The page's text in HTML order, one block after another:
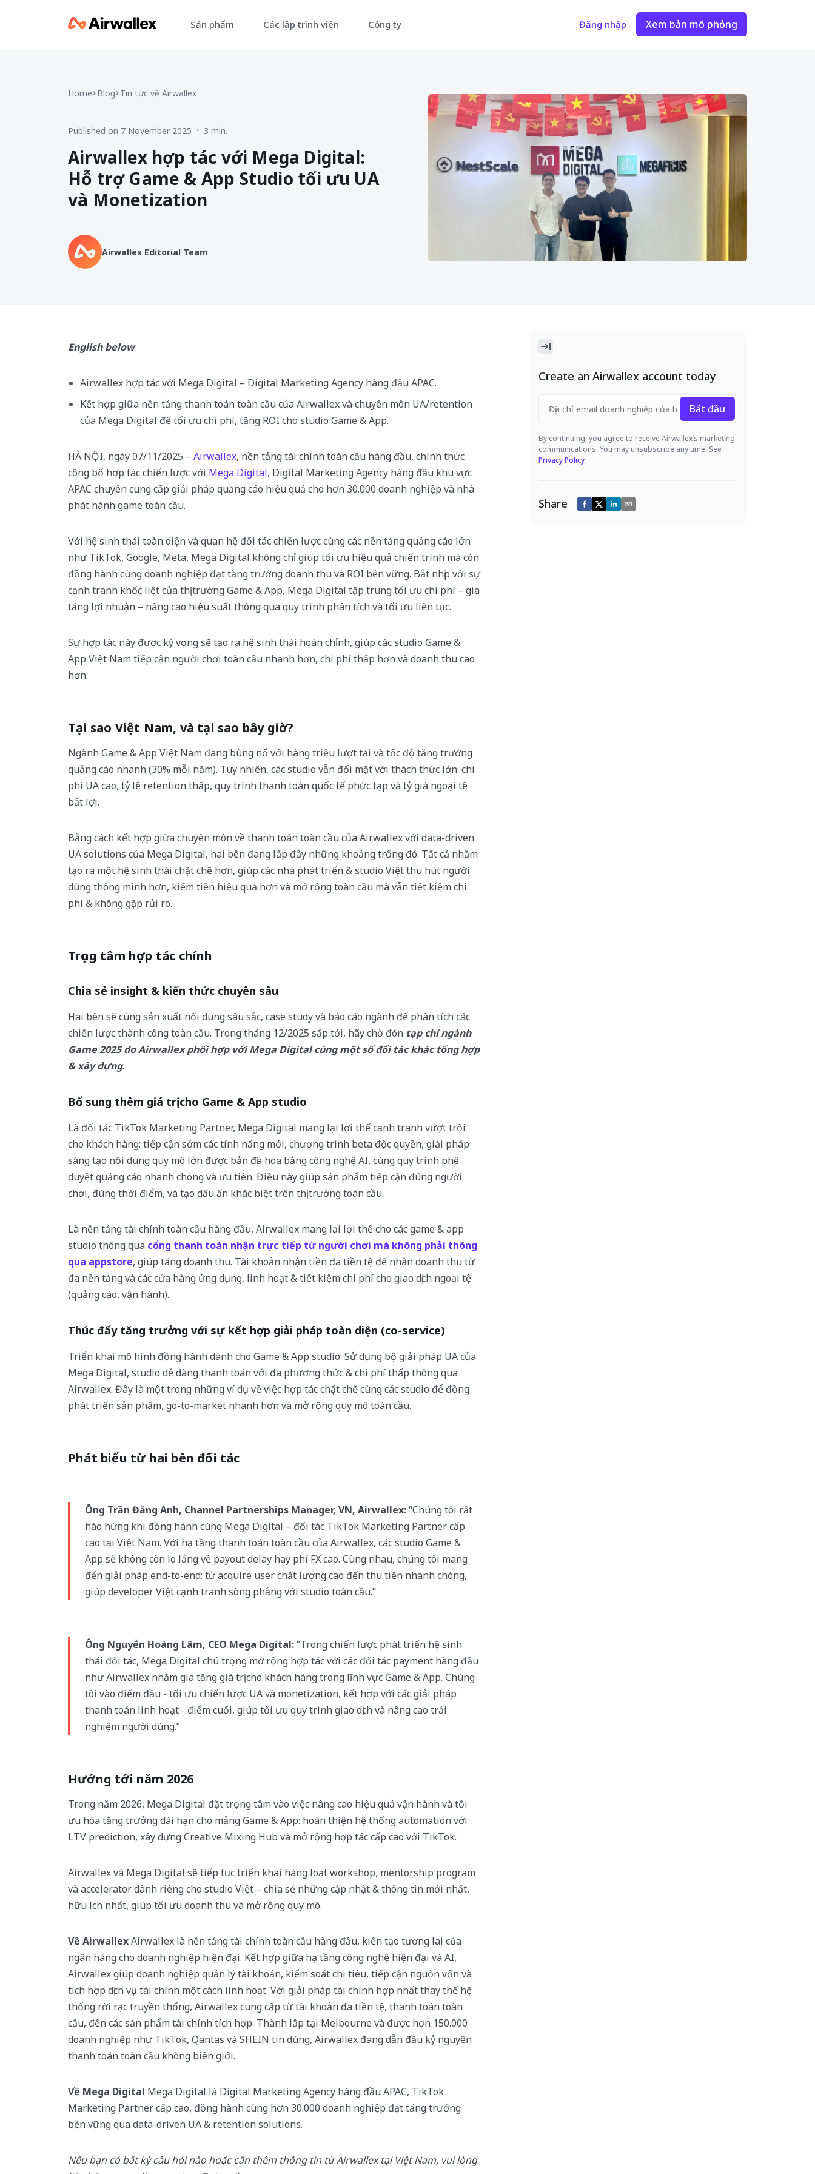
Sản phẩm Các lập trình viên Công ty Đăng nhập Xem bản mô phỏng
Home Blog Tin tức về Airwallex
Published on 7 November 2025 • 3 min.
Airwallex hợp tác với Mega Digital:
Hỗ trợ Game & App Studio tối ưu UA
và Monetization
Airwallex Editorial Team
English below
Airwallex hợp tác với Mega Digital – Digital Marketing Agency hàng đầu APAC.
Kết hợp giữa nền tảng thanh toán toàn cầu của Airwallex và chuyên môn UA/retention
của Mega Digital để tối ưu chi phí, tăng ROI cho studio Game & App.
HÀ NỘI, ngày 07/11/2025 – Airwallex, nền tảng tài chính toàn cầu hàng đầu, chính thức
công bố hợp tác chiến lược với Mega Digital, Digital Marketing Agency hàng đầu khu vực
APAC chuyên cung cấp giải pháp quảng cáo hiệu quả cho hơn 30.000 doanh nghiệp và nhà
phát hành game toàn cầu.
Với hệ sinh thái toàn diện và quan hệ đối tác chiến lược cùng các nền tảng quảng cáo lớn
như TikTok, Google, Meta, Mega Digital không chỉ giúp tối ưu hiệu quả chiến trình mà còn
đồng hành cùng doanh nghiệp đạt tăng trưởng doanh thu và ROI bền vững. Bắt nhịp với sự
cạnh tranh khốc liệt của thị trường Game & App, Mega Digital tập trung tối ưu chi phí – gia
tăng lợi nhuận – nâng cao hiệu suất thông qua quy trình phân tích và tối ưu liên tục.
Sự hợp tác này được kỳ vọng sẽ tạo ra hệ sinh thái hoàn chỉnh, giúp các studio Game &
App Việt Nam tiếp cận người chơi toàn cầu nhanh hơn, chi phí thấp hơn và doanh thu cao
hơn.
Tại sao Việt Nam, và tại sao bây giờ?
Ngành Game & App Việt Nam đang bùng nổ với hàng triệu lượt tải và tốc độ tăng trưởng
quảng cáo nhanh (30% mỗi năm). Tuy nhiên, các studio vẫn đối mặt với thách thức lớn: chi
phí UA cao, tỷ lệ retention thấp, quy trình thanh toán quốc tế phức tạp và tỷ giá ngoại tệ
bất lợi.
Bằng cách kết hợp giữa chuyên môn về thanh toán toàn cầu của Airwallex với data-driven
UA solutions của Mega Digital, hai bên đang lấp đầy những khoảng trống đó. Tất cả nhằm
tạo ra một hệ sinh thái chặt chẽ hơn, giúp các nhà phát triển & studio Việt thu hút người
dùng thông minh hơn, kiếm tiền hiệu quả hơn và mở rộng toàn cầu mà vẫn tiết kiệm chi
phí & không gặp rủi ro.
Trọng tâm hợp tác chính
Chia sẻ insight & kiến thức chuyên sâu
Hai bên sẽ cùng sản xuất nội dung sâu sắc, case study và báo cáo ngành để phân tích các
chiến lược thành công toàn cầu. Trong tháng 12/2025 sắp tới, hãy chờ đón tạp chí ngành
Game 2025 do Airwallex phối hợp với Mega Digital cùng một số đối tác khác tổng hợp
& xây dựng.
Bổ sung thêm giá trị cho Game & App studio
Là đối tác TikTok Marketing Partner, Mega Digital mang lại lợi thế cạnh tranh vượt trội
cho khách hàng: tiếp cận sớm các tính năng mới, chương trình beta độc quyền, giải pháp
sáng tạo nội dung quy mô lớn được bản địa hóa bằng công nghệ AI, cùng quy trình phê
duyệt quảng cáo nhanh chóng và ưu tiên. Điều này giúp sản phẩm tiếp cận đúng người
chơi, đúng thời điểm, và tạo dấu ấn khác biệt trên thị trường toàn cầu.
Là nền tảng tài chính toàn cầu hàng đầu, Airwallex mang lại lợi thế cho các game & app
studio thông qua cổng thanh toán nhận trực tiếp từ người chơi mà không phải thông
qua appstore, giúp tăng doanh thu. Tài khoản nhận tiền đa tiền tệ để nhận doanh thu từ
đa nền tảng và các cửa hàng ứng dụng, linh hoạt & tiết kiệm chi phí cho giao dịch ngoại tệ
(quảng cáo, vận hành).
Thúc đẩy tăng trưởng với sự kết hợp giải pháp toàn diện (co-service)
Triển khai mô hình đồng hành dành cho Game & App studio: Sử dụng bộ giải pháp UA của
Mega Digital, studio dễ dàng thanh toán với đa phương thức & chi phí thấp thông qua
Airwallex. Đây là một trong những ví dụ về việc hợp tác chặt chẽ cùng các studio để đồng
phát triển sản phẩm, go-to-market nhanh hơn và mở rộng quy mô toàn cầu.
Phát biểu từ hai bên đối tác
Ông Trần Đăng Anh, Channel Partnerships Manager, VN, Airwallex:“Chúng tôi rất
hào hứng khi đồng hành cùng Mega Digital – đối tác TikTok Marketing Partner cấp
cao tại Việt Nam. Với hạ tầng thanh toán toàn cầu của Airwallex, các studio Game &
App sẽ không còn lo lắng về payout delay hay phí FX cao. Cùng nhau, chúng tôi mang
đến giải pháp end-to-end: từ acquire user chất lượng cao đến thu tiền nhanh chóng,
giúp developer Việt cạnh tranh sòng phẳng với studio toàn cầu.”
Ông Nguyễn Hoàng Lâm, CEO Mega Digital:“Trong chiến lược phát triển hệ sinh
thái đối tác, Mega Digital chú trọng mở rộng hợp tác với các đối tác payment hàng đầu
như Airwallex nhằm gia tăng giá trị cho khách hàng trong lĩnh vực Game & App. Chúng
tôi vào điểm đầu - tối ưu chiến lược UA và monetization, kết hợp với các giải pháp
thanh toán linh hoạt - điểm cuối, giúp tối ưu quy trình giao dịch và nâng cao trải
nghiệm người dùng.”
Hướng tới năm 2026
Trong năm 2026, Mega Digital đặt trọng tâm vào việc nâng cao hiệu quả vận hành và tối
ưu hóa tăng trưởng dài hạn cho mảng Game & App: hoàn thiện hệ thống automation với
LTV prediction, xây dựng Creative Mixing Hub và mở rộng hợp tác cấp cao với TikTok.
Airwallex và Mega Digital sẽ tiếp tục triển khai hàng loạt workshop, mentorship program
và accelerator dành riêng cho studio Việt – chia sẻ những cập nhật & thông tin mới nhất,
hữu ích nhất, giúp tối ưu doanh thu và mở rộng quy mô.
Về AirwallexAirwallex là nền tảng tài chính toàn cầu hàng đầu, kiến tạo tương lai của
ngân hàng cho doanh nghiệp hiện đại. Kết hợp giữa hạ tầng công nghệ hiện đại và AI,
Airwallex giúp doanh nghiệp quản lý tài khoản, kiểm soát chi tiêu, tiếp cận nguồn vốn và
tích hợp dịch vụ tài chính một cách linh hoạt. Với giải pháp tài chính hợp nhất thay thế hệ
thống rời rạc truyền thống, Airwallex cung cấp từ tài khoản đa tiền tệ, thanh toán toàn
cầu, đến các sản phẩm tài chính tích hợp. Thành lập tại Melbourne và được hơn 150.000
doanh nghiệp như TikTok, Qantas và SHEIN tin dùng, Airwallex đang dẫn đầu kỷ nguyên
thanh toán toàn cầu không biên giới.
Về Mega Digital Mega Digital là Digital Marketing Agency hàng đầu APAC, TikTok
Marketing Partner cấp cao, đồng hành cùng hơn 30.000 doanh nghiệp đạt tăng trưởng
bền vững qua data-driven UA & retention solutions.
Nếu bạn có bất kỳ câu hỏi nào hoặc cần thêm thông tin từ Airwallex tại Việt Nam, vui lòng
Create an Airwallex account today
Bắt đầu
By continuing, you agree to receive Airwallex’s marketing
communications. You may unsubscribe any time. See
Privacy Policy
Share